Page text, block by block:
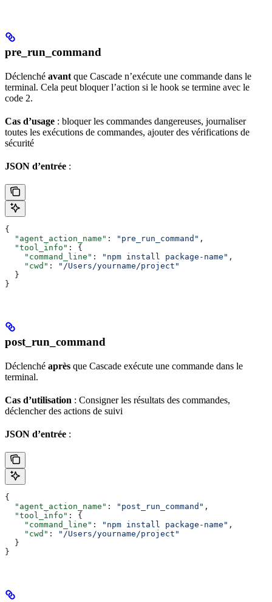
pre_run_command
Déclenché avant que Cascade n’exécute une commande dans le
terminal. Cela peut bloquer l’action si le hook se termine avec le
code 2.
Cas d’usage : bloquer les commandes dangereuses, journaliser
toutes les exécutions de commandes, ajouter des vérifications de
sécurité
JSON d’entrée :
{
  "agent_action_name"
: "pre_run_command" ,
  "tool_info"
: {
    "command_line"
: "npm install package-name" ,
    "cwd"
:
"/Users/yourname/project"
  }
}
post_run_command
Déclenché après que Cascade exécute une commande dans le
terminal.
Cas d’utilisation : Consigner les résultats des commandes,
déclencher des actions de suivi
JSON d’entrée :
{
  "agent_action_name"
: "post_run_command" ,
  "tool_info"
: {
    "command_line"
: "npm install package-name" ,
    "cwd"
:
"/Users/yourname/project"
  }
}